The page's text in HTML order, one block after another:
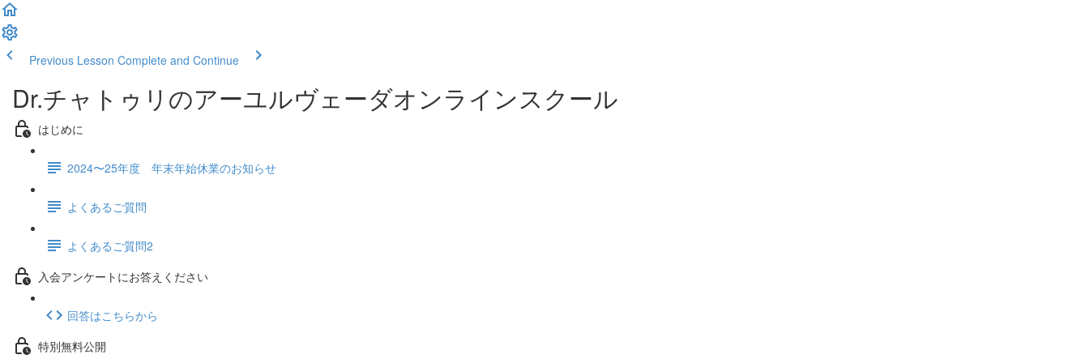
Previous Lesson Complete and Continue
Dr.チャトゥリのアーユルヴェーダオンラインスクール
はじめに
2024〜25年度 年末年始休業のお知らせ
よくあるご質問
よくあるご質問2
入会アンケートにお答えください
回答はこちらから
特別無料公開